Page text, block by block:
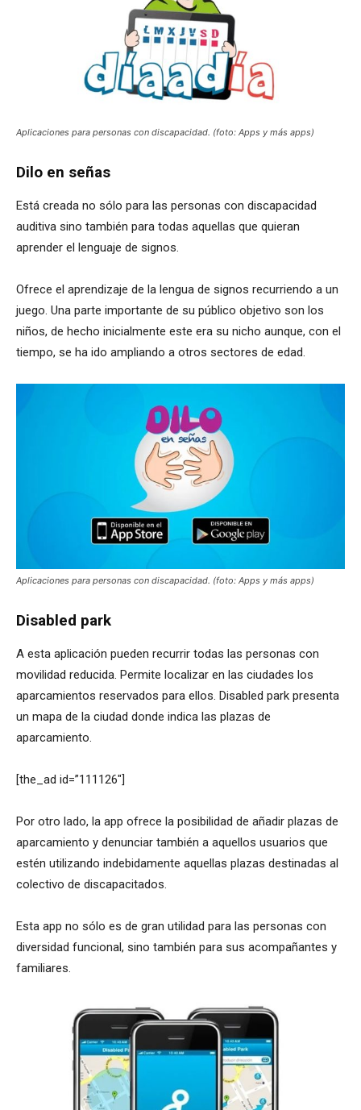
Aplicaciones para personas con discapacidad. (foto: Apps y más apps)
Dilo en señas
Está creada no sólo para las personas con discapacidad
auditiva sino también para todas aquellas que quieran
aprender el lenguaje de signos.
Ofrece el aprendizaje de la lengua de signos recurriendo a un
juego. Una parte importante de su público objetivo son los
niños, de hecho inicialmente este era su nicho aunque, con el
tiempo, se ha ido ampliando a otros sectores de edad.
Aplicaciones para personas con discapacidad. (foto: Apps y más apps)
Disabled park
A esta aplicación pueden recurrir todas las personas con
movilidad reducida. Permite localizar en las ciudades los
aparcamientos reservados para ellos. Disabled park presenta
un mapa de la ciudad donde indica las plazas de
aparcamiento.
[the_ad id=”111126″]
Por otro lado, la app ofrece la posibilidad de añadir plazas de
aparcamiento y denunciar también a aquellos usuarios que
estén utilizando indebidamente aquellas plazas destinadas al
colectivo de discapacitados.
Esta app no sólo es de gran utilidad para las personas con
diversidad funcional, sino también para sus acompañantes y
familiares.